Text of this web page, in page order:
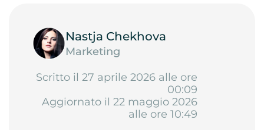
Nastja Chekhova
Marketing
Scritto il 27 aprile 2026 alle ore
00:09
Aggiornato il 22 maggio 2026
alle ore 10:49